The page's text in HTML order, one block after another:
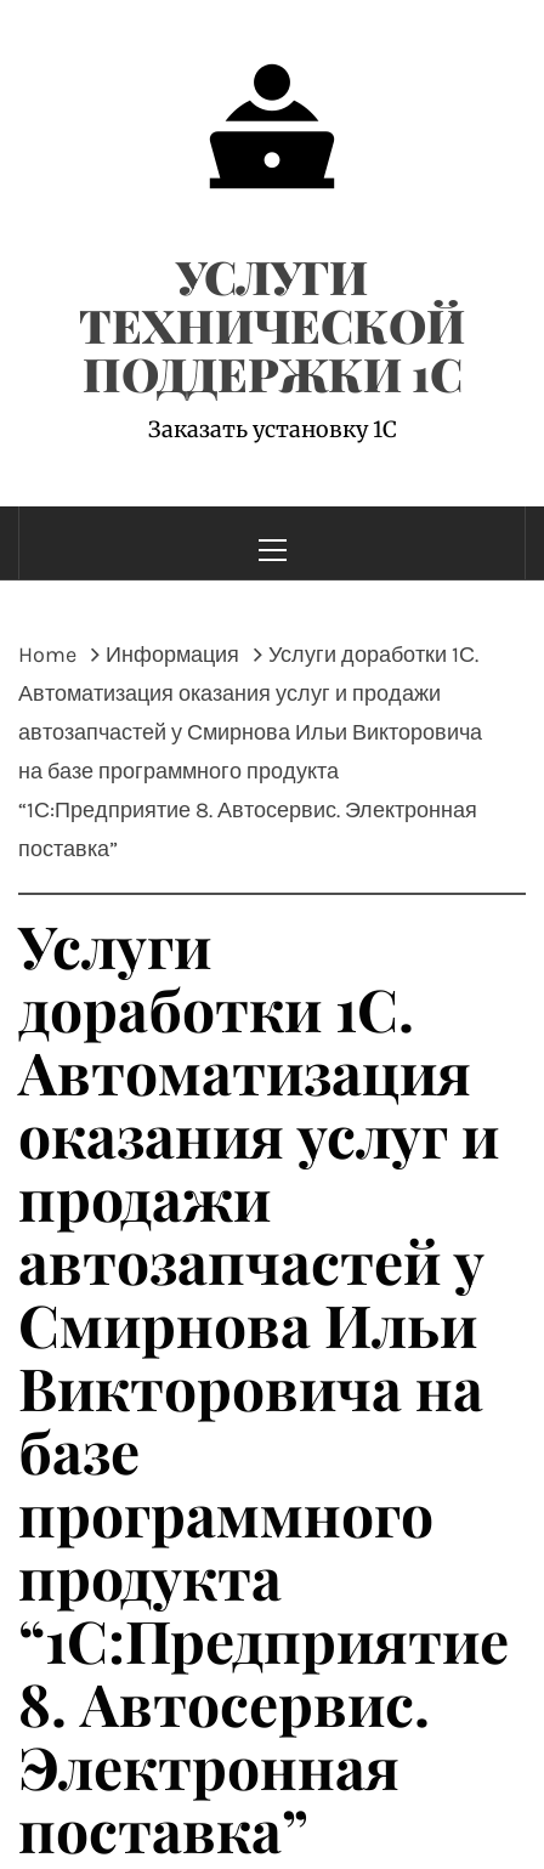
УСЛУГИ
ТЕХНИЧЕСКОЙ
ПОДДЕРЖКИ 1С
Заказать установку 1С
Menu
Home Информация
Услуги доработки 1С.
Автоматизация оказания услуг и продажи
автозапчастей у Смирнова Ильи Викторовича
на базе программного продукта
“1С:Предприятие 8. Автосервис. Электронная
поставка”
Услуги
доработки 1С.
Автоматизация
оказания услуг и
продажи
автозапчастей у
Смирнова Ильи
Викторовича на
базе
программного
продукта
“1С:Предприятие
8. Автосервис.
Электронная
поставка”